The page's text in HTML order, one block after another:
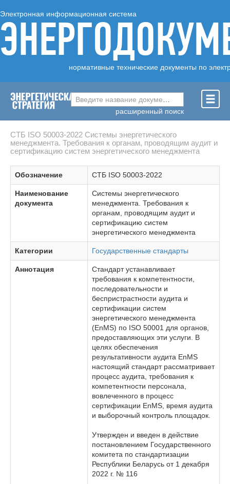
Электронная информационная система
нормативные технические документы по
Введите название документа ...
расширенный поиск
СТБ ISO 50003-2022 Системы энергетического
менеджмента. Требования к органам, проводящим аудит и
сертификацию систем энергетического менеджмента
Обозначение СТБ ISO 50003-2022
Наименование
документа
Системы энергетического
менеджмента. Требования к
органам, проводящим аудит и
сертификацию систем
энергетического менеджмента
Категории Государственные стандарты
Аннотация
Стандарт устанавливает
требования к компетентности,
последовательности и
беспристрастности аудита и
сертификации систем
энергетического менеджмента
(EnMS) по ISO 50001 для органов,
предоставляющих эти услуги. В
целях обеспечения
результативности аудита EnMS
настоящий стандарт рассматривает
процесс аудита, требования к
компетентности персонала,
вовлеченного в процесс
сертификации EnMS, время аудита
и выборочный контроль площадок.
Утвержден и введен в действие
постановлением Государственного
комитета по стандартизации
Республики Беларусь от 1 декабря
2022 г. № 116